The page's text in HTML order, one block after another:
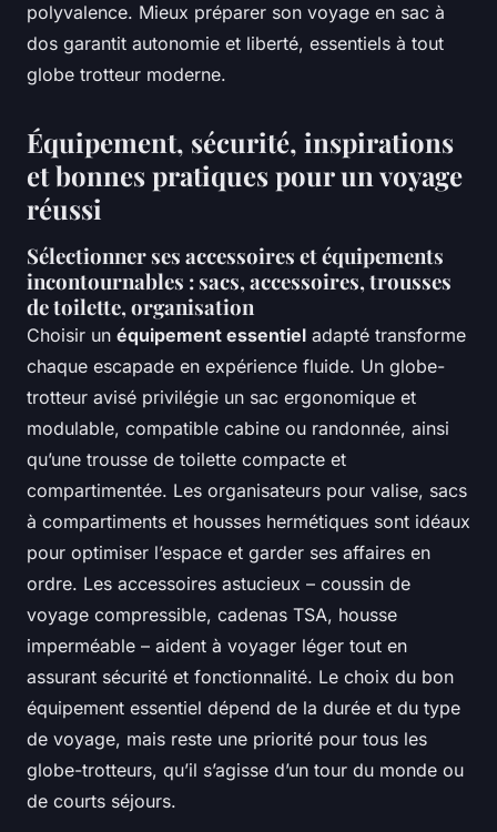
polyvalence. Mieux préparer son voyage en sac à
dos garantit autonomie et liberté, essentiels à tout
globe trotteur moderne.
Équipement, sécurité, inspirations
et bonnes pratiques pour un voyage
réussi
Sélectionner ses accessoires et équipements
incontournables : sacs, accessoires, trousses
de toilette, organisation
Choisir un équipement essentiel adapté transforme
chaque escapade en expérience fluide. Un globe-
trotteur avisé privilégie un sac ergonomique et
modulable, compatible cabine ou randonnée, ainsi
qu’une trousse de toilette compacte et
compartimentée. Les organisateurs pour valise, sacs
à compartiments et housses hermétiques sont idéaux
pour optimiser l’espace et garder ses affaires en
ordre. Les accessoires astucieux – coussin de
voyage compressible, cadenas TSA, housse
imperméable – aident à voyager léger tout en
assurant sécurité et fonctionnalité. Le choix du bon
équipement essentiel dépend de la durée et du type
de voyage, mais reste une priorité pour tous les
globe-trotteurs, qu’il s’agisse d’un tour du monde ou
de courts séjours.